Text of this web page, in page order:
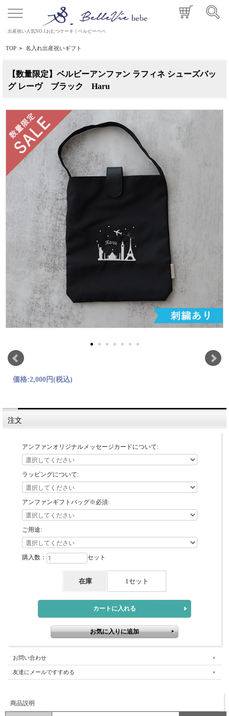
出産祝い人気NO.1おむつケーキ｜ベルビーベベ
TOP > 名入れ出産祝いギフト
【数量限定】ベルビーアンファン ラフィネ シューズバッ
グ レーヴ ブラック Haru
価格:2,000円(税込)
注文
アンファンオリジナルメッセージカードについて:
ラッピングについて:
アンファンギフトバッグ※必須:
ご用途:
購入数： セット
在庫 1セット
お問い合わせ
友達にメールですすめる
商品説明